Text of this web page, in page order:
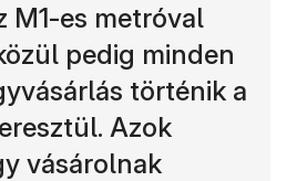
M1-es metróval
pedig minden
történik a
Azok
vásárolnak